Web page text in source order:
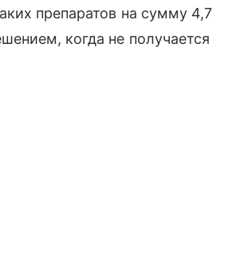
препаратов на сумму 4,7
когда не получается